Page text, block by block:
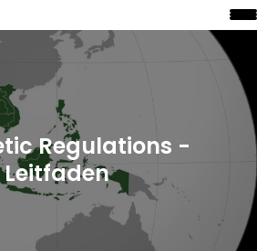
Regulations -